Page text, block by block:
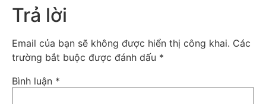
Trả lời
Email của bạn sẽ không được hiển thị công khai. Các
trường bắt buộc được đánh dấu *
Bình luận *